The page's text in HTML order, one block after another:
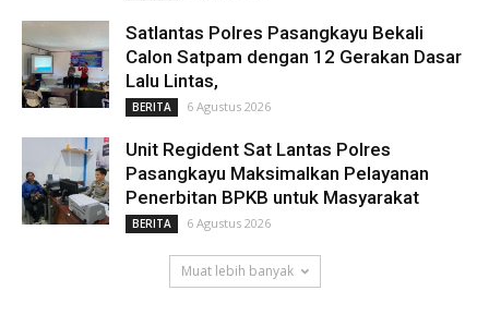
Satlantas Polres Pasangkayu Bekali
Calon Satpam dengan 12 Gerakan Dasar
Lalu Lintas,
BERITA 6 Agustus 2026
Unit Regident Sat Lantas Polres
Pasangkayu Maksimalkan Pelayanan
Penerbitan BPKB untuk Masyarakat
BERITA 6 Agustus 2026
Muat lebih banyak